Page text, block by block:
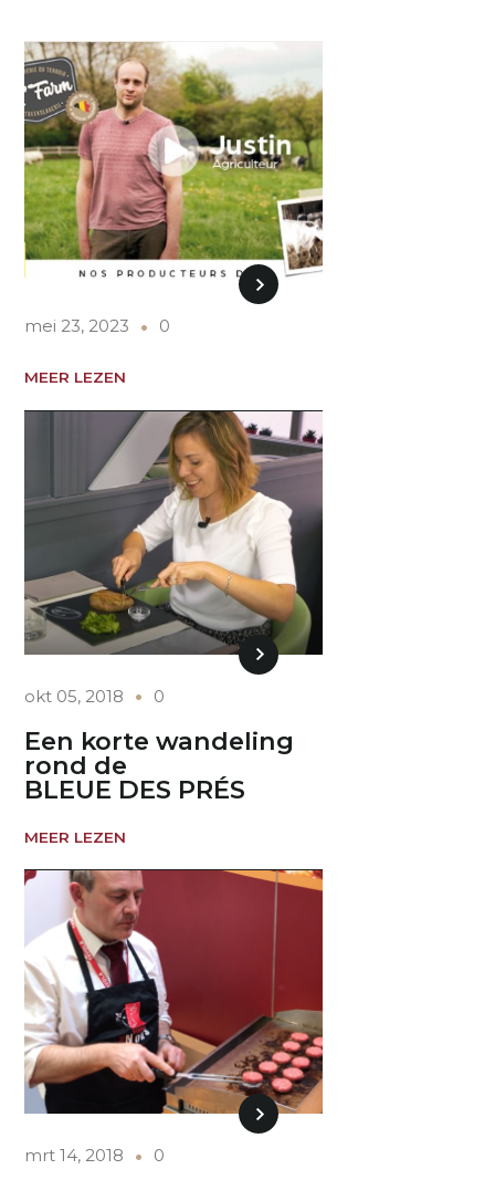
mei 23, 2023 0
MEER LEZEN
okt 05, 2018 0
Een korte wandeling
rond de
BLEUE DES PRÉS
MEER LEZEN
mrt 14, 2018 0